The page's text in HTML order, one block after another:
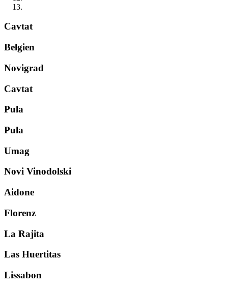
Cavtat
Belgien
Novigrad
Cavtat
Pula
Pula
Umag
Novi Vinodolski
Aidone
Florenz
La Rajita
Las Huertitas
Lissabon